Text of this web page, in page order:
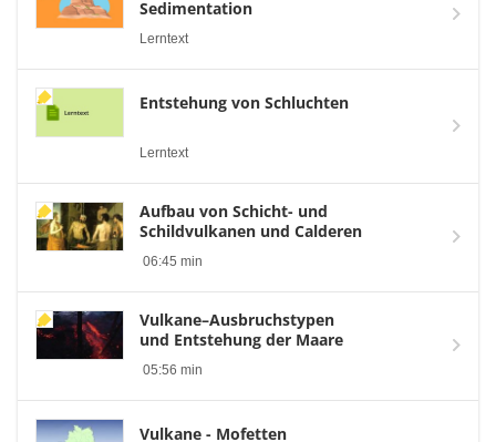
Sedimentation
Lerntext
Entstehung von Schluchten
Lerntext
Aufbau von Schicht- und
Schildvulkanen und Calderen
06:45 min
Vulkane–Ausbruchstypen
und Entstehung der Maare
05:56 min
Vulkane - Mofetten